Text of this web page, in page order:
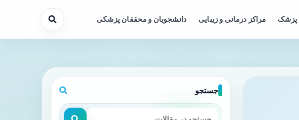
پزشک مراکز درمانی و زیبایی دانشجویان و محققان پزشکی
پوست در هلند
جستجو